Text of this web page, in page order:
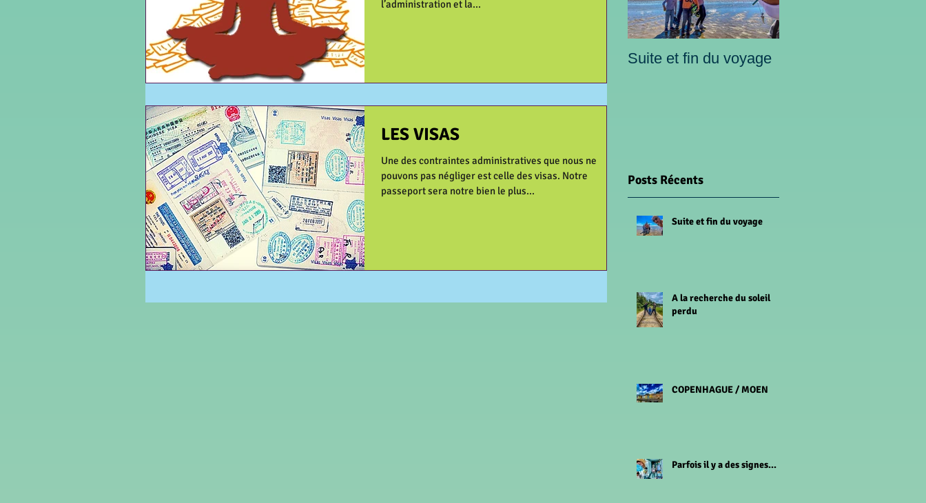
l’administration et la...
LES VISAS
Une des contraintes administratives que nous ne
pouvons pas négliger est celle des visas. Notre
passeport sera notre bien le plus...
Suite et fin du voyage
Posts Récents
Suite et fin du voyage
A la recherche du soleil
perdu
COPENHAGUE / MOEN
Parfois il y a des signes...